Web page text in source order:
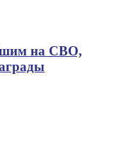
на СВО,